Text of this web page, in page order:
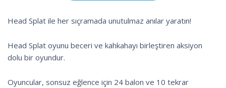
Head Splat ile her sıçramada unutulmaz anılar yaratın!
Head Splat oyunu beceri ve kahkahayı birleştiren aksiyon
dolu bir oyundur.
Oyuncular, sonsuz eğlence için 24 balon ve 10 tekrar